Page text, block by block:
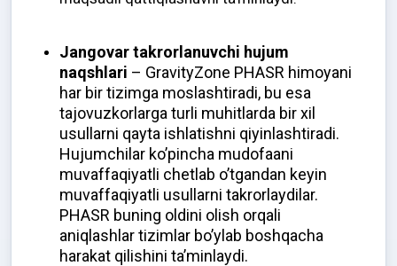
Jangovar takrorlanuvchi hujum
naqshlari – GravityZone PHASR himoyani
har bir tizimga moslashtiradi, bu esa
tajovuzkorlarga turli muhitlarda bir xil
usullarni qayta ishlatishni qiyinlashtiradi.
Hujumchilar ko’pincha mudofaani
muvaffaqiyatli chetlab o’tgandan keyin
muvaffaqiyatli usullarni takrorlaydilar.
PHASR buning oldini olish orqali
aniqlashlar tizimlar bo’ylab boshqacha
harakat qilishini ta’minlaydi.